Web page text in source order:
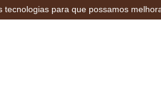
tecnologias para que possamos